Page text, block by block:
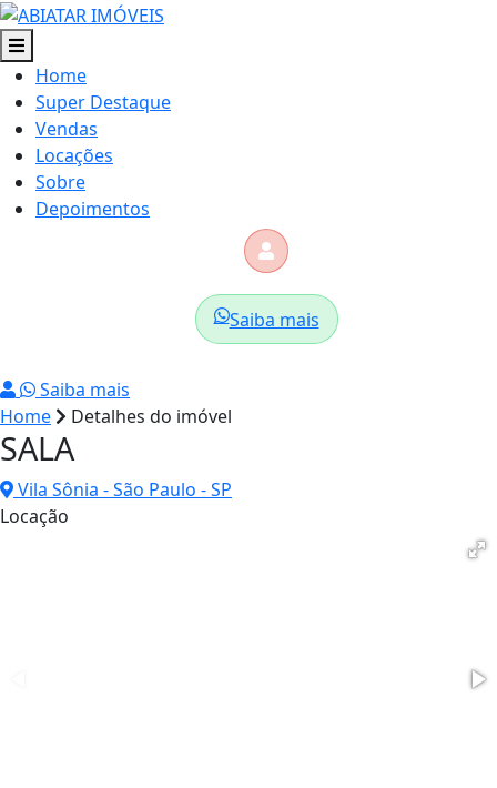
Home
Super Destaque
Vendas
Locações
Sobre
Depoimentos
Saiba mais
Saiba mais
Home
Detalhes do imóvel
SALA
Vila Sônia - São Paulo - SP
Locação